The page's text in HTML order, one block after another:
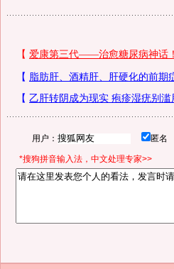
用户： 匿名
*搜狗拼音输入法，中文处理专家>>